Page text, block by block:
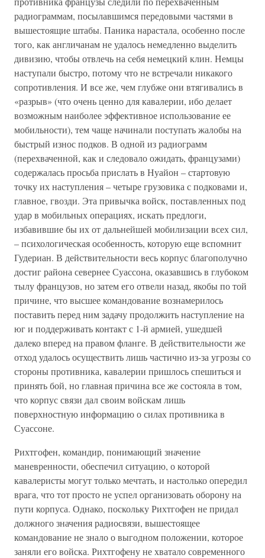
радиограммам, посылавшимся передовыми частями в
вышестоящие штабы. Паника нарастала, особенно после
того, как англичанам не удалось немедленно выделить
дивизию, чтобы отвлечь на себя немецкий клин. Немцы
наступали быстро, потому что не встречали никакого
сопротивления. И все же, чем глубже они втягивались в
«разрыв» (что очень ценно для кавалерии, ибо делает
возможным наиболее эффективное использование ее
мобильности), тем чаще начинали поступать жалобы на
быстрый износ подков. В одной из радиограмм
(перехваченной, как и следовало ожидать, французами)
содержалась просьба прислать в Нуайон – стартовую
точку их наступления – четыре грузовика с подковами и,
главное, гвозди. Эта привычка войск, поставленных под
удар в мобильных операциях, искать предлоги,
избавившие бы их от дальнейшей мобилизации всех сил,
– психологическая особенность, которую еще вспомнит
Гудериан. В действительности весь корпус благополучно
достиг района севернее Суассона, оказавшись в глубоком
тылу французов, но затем его отвели назад, якобы по той
причине, что высшее командование вознамерилось
поставить перед ним задачу продолжить наступление на
юг и поддерживать контакт с 1-й армией, ушедшей
далеко вперед на правом фланге. В действительности же
отход удалось осуществить лишь частично из-за угрозы со
стороны противника, кавалерии пришлось спешиться и
принять бой, но главная причина все же состояла в том,
что корпус связи дал своим войскам лишь
поверхностную информацию о силах противника в
Суассоне.
Рихтгофен, командир, понимающий значение
маневренности, обеспечил ситуацию, о которой
кавалеристы могут только мечтать, и настолько опередил
врага, что тот просто не успел организовать оборону на
пути корпуса. Однако, поскольку Рихтгофен не придал
должного значения радиосвязи, вышестоящее
командование не знало о выгодном положении, которое
заняли его войска. Рихтгофену не хватало современного